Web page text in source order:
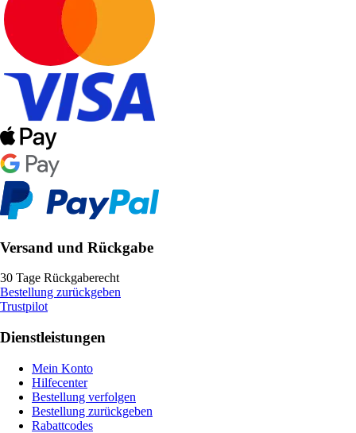
Versand und Rückgabe
30 Tage Rückgaberecht
Bestellung zurückgeben
Trustpilot
Dienstleistungen
Mein Konto
Hilfecenter
Bestellung verfolgen
Bestellung zurückgeben
Rabattcodes